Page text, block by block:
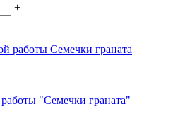
+
"Семечки граната"